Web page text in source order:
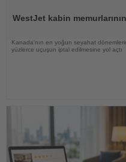
WestJet kabin
Kanada'nın en yoğun seyahat
yüzlerce uçuşun iptal edilmesine yol açtı